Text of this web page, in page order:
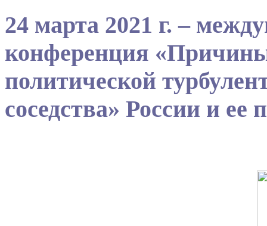
24 марта 2021 г. –
конференция
политической
соседства» России и